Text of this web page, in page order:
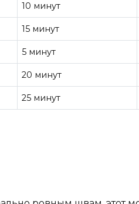
10 минут
15 минут
5 минут
20 минут
25 минут